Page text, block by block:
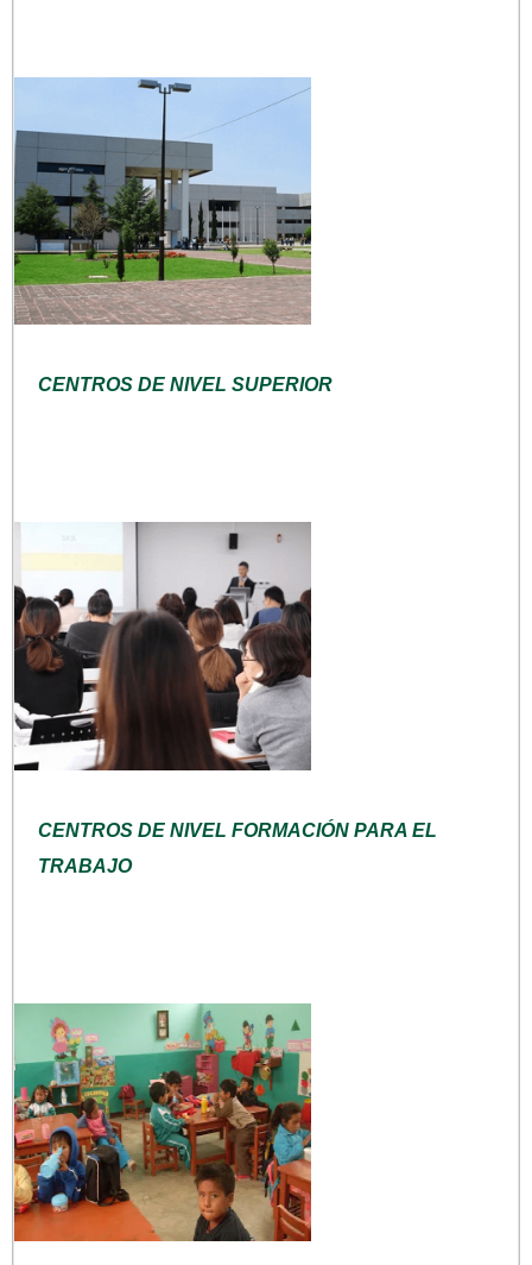
CENTROS DE NIVEL SUPERIOR
CENTROS DE NIVEL FORMACIÓN PARA EL
TRABAJO